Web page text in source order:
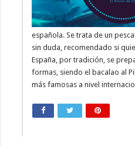
española. Se trata de un
sin duda, recomendado si
España, por tradición, se
formas, siendo el bacalao al
más famosas a nivel